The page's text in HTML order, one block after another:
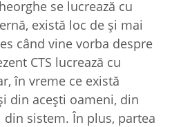
se lucrează cu
există loc de și mai
când vine vorba despre
CTS lucrează cu
în vreme ce există
din acești oameni, din
sistem. În plus, partea